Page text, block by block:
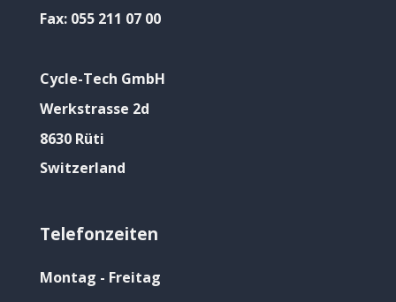
Fax: 055 211 07 00
Cycle-Tech GmbH
Werkstrasse 2d
8630 Rüti
Switzerland
Telefonzeiten
Montag - Freitag